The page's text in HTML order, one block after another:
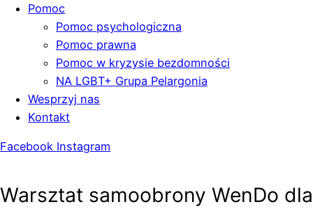
Pomoc
Pomoc psychologiczna
Pomoc prawna
Pomoc w kryzysie bezdomności
NA LGBT+ Grupa Pelargonia
Wesprzyj nas
Kontakt
Facebook Instagram
Warsztat samoobrony WenDo dla